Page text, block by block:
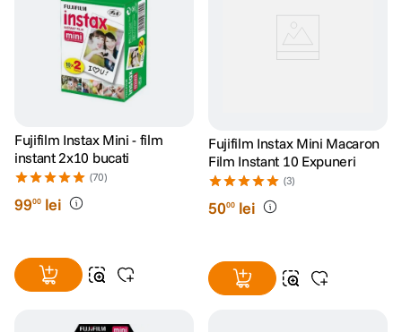
ulanzi
insta 360
Fujifilm Instax Mini - film
instant 2x10 bucati
(70)
9900 lei
Fujifilm Instax Mini Macaron
Film Instant 10 Expuneri
(3)
5000 lei